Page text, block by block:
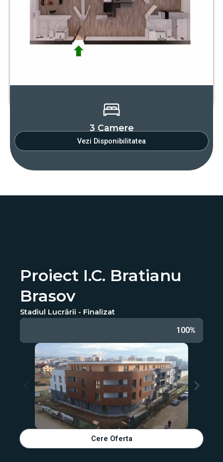
3 Camere
Vezi Disponibilitatea
Proiect I.C. Bratianu
Brasov
Stadiul Lucrării - Finalizat
100%
Cere Oferta